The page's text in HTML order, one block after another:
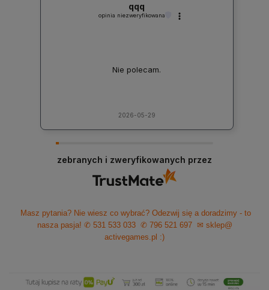
qqq
opinia niezweryfikowana
Nie polecam.
2026-05-29
zebranych i zweryfikowanych przez
Masz pytania? Nie wiesz co wybrać? Odezwij się a doradzimy - to
nasza pasja! ✆ 531 533 033 ✆ 796 521 697
✉ sklep@
activegames.pl :)